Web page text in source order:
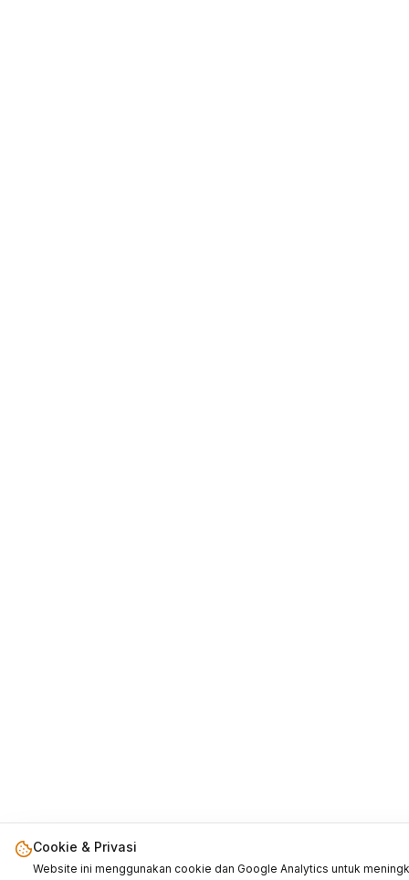
Cookie & Privasi
Website ini menggunakan cookie dan Google Analytics untuk